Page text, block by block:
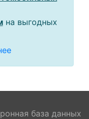
на выгодных
база данных